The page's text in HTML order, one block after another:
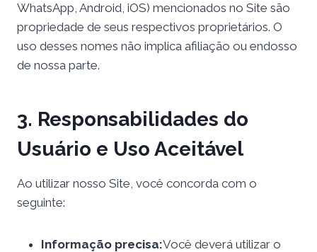
WhatsApp, Android, iOS) mencionados no Site são
propriedade de seus respectivos proprietários. O
uso desses nomes não implica afiliação ou endosso
de nossa parte.
3. Responsabilidades do
Usuário e Uso Aceitável
Ao utilizar nosso Site, você concorda com o
seguinte:
Informação precisa:Você deverá utilizar o